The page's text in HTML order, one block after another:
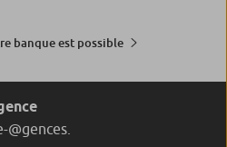
banque est possible
@gences.